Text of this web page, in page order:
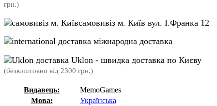
грн.)
самовивіз м. Київ вул. І.Франка 12
міжнародна доставка
Uklon - швидка доставка по Києву
(безкоштовно від 2300 грн.)
Видавець:
MemoGames
Мова:
Українська